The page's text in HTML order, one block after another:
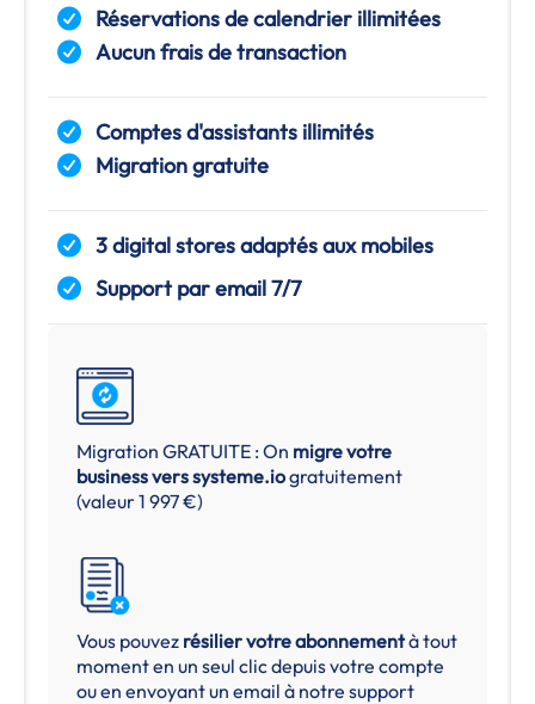
Réservations de calendrier illimitées
Aucun frais de transaction
Comptes d'assistants illimités
Migration gratuite
3 digital stores adaptés aux mobiles
Support par email 7/7
Migration GRATUITE : On migre votre
business verssysteme.iogratuitement
(valeur 1 997 €)
Vous pouvez résilier votre abonnementà tout
moment en un seul clic depuis votre compte
ou en envoyant un email à notre support